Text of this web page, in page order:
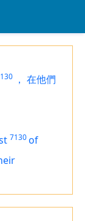
， 在他們
7130of